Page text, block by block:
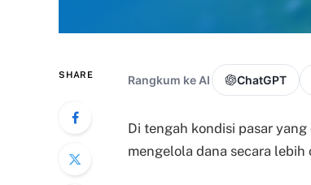
SHARE Rangkum ke AI ChatGPT
Di tengah kondisi pasar
mengelola dana secara